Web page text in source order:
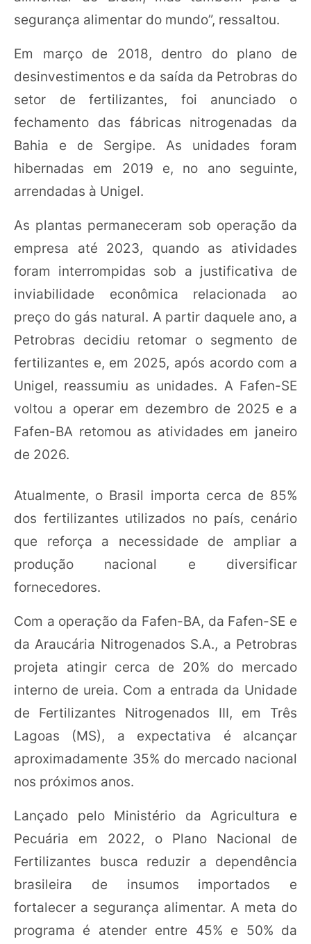
segurança alimentar do mundo”, ressaltou.
Em março de 2018, dentro do plano de
desinvestimentos e da saída da Petrobras do
setor de fertilizantes, foi anunciado o
fechamento das fábricas nitrogenadas da
Bahia e de Sergipe. As unidades foram
hibernadas em 2019 e, no ano seguinte,
arrendadas à Unigel.
As plantas permaneceram sob operação da
empresa até 2023, quando as atividades
foram interrompidas sob a justificativa de
inviabilidade econômica relacionada ao
preço do gás natural. A partir daquele ano, a
Petrobras decidiu retomar o segmento de
fertilizantes e, em 2025, após acordo com a
Unigel, reassumiu as unidades. A Fafen-SE
voltou a operar em dezembro de 2025 e a
Fafen-BA retomou as atividades em janeiro
de 2026.
Atualmente, o Brasil importa cerca de 85%
dos fertilizantes utilizados no país, cenário
que reforça a necessidade de ampliar a
produção nacional e diversificar
fornecedores.
Com a operação da Fafen-BA, da Fafen-SE e
da Araucária Nitrogenados S.A., a Petrobras
projeta atingir cerca de 20% do mercado
interno de ureia. Com a entrada da Unidade
de Fertilizantes Nitrogenados III, em Três
Lagoas (MS), a expectativa é alcançar
aproximadamente 35% do mercado nacional
nos próximos anos.
Lançado pelo Ministério da Agricultura e
Pecuária em 2022, o Plano Nacional de
Fertilizantes busca reduzir a dependência
brasileira de insumos importados e
fortalecer a segurança alimentar. A meta do
programa é atender entre 45% e 50% da